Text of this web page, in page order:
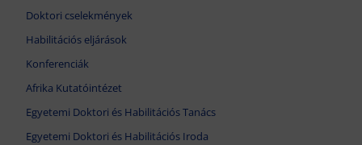
Doktori cselekmények
Habilitációs eljárások
Konferenciák
Afrika Kutatóintézet
Egyetemi Doktori és Habilitációs Tanács
Egyetemi Doktori és Habilitációs Iroda